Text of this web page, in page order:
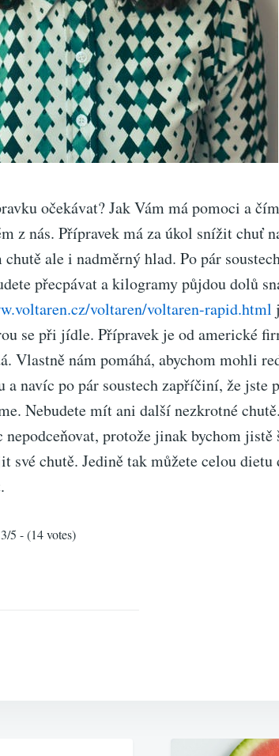
očekávat? Jak Vám má pomoci a
z nás. Přípravek má za úkol snížit chuť
ale i nadměrný hlad. Po pár
přecpávat a kilogramy půjdou dolů
voltaren/voltaren-rapid.html
se při jídle. Přípravek je od americké
Vlastně nám pomáhá, abychom mohli
navíc po pár soustech zapříčiní, že
Nebudete mít ani další nezkrotné
nepodceňovat, protože jinak bychom
své chutě. Jedině tak můžete celou
5 - (14 votes)